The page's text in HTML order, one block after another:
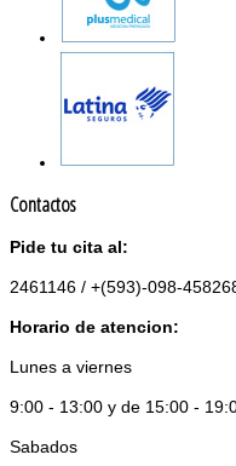
Contactos
Pide tu cita al:
2461146 / +(593)-098-
Horario de atencion:
Lunes a viernes
9:00 - 13:00 y de 15:00 -
Sabados